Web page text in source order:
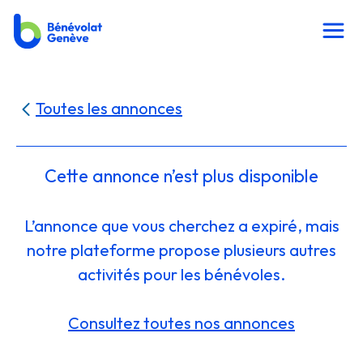
Toutes les annonces
Cette annonce n’est plus disponible
L’annonce que vous cherchez a expiré, mais
notre plateforme propose plusieurs autres
activités pour les bénévoles.
Consultez toutes nos annonces